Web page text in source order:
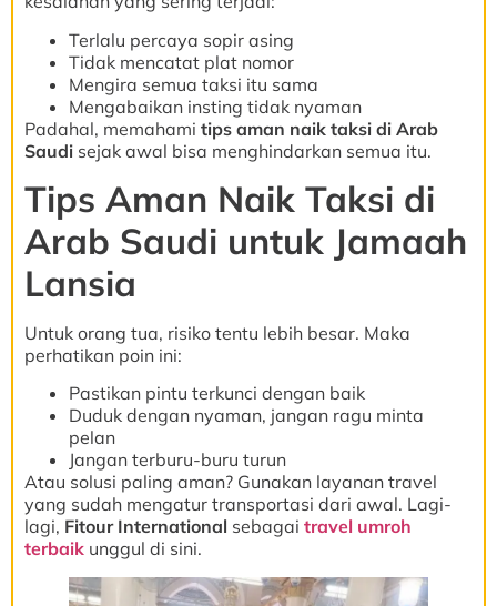
Terlalu percaya sopir asing
Tidak mencatat plat nomor
Mengira semua taksi itu sama
Mengabaikan insting tidak nyaman
Padahal, memahami tips aman naik taksi di Arab
Saudi sejak awal bisa menghindarkan semua itu.
Tips Aman Naik Taksi di
Arab Saudi untuk Jamaah
Lansia
Untuk orang tua, risiko tentu lebih besar. Maka
perhatikan poin ini:
Pastikan pintu terkunci dengan baik
Duduk dengan nyaman, jangan ragu minta
pelan
Jangan terburu-buru turun
Atau solusi paling aman? Gunakan layanan travel
yang sudah mengatur transportasi dari awal. Lagi-
lagi, Fitour International sebagai travel umroh
terbaik unggul di sini.